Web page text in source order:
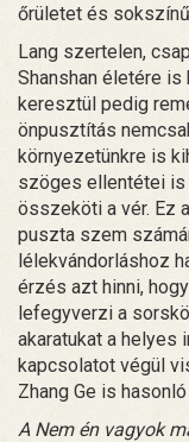
őrületet és
Lang szertelen,
Shanshan életére
keresztül pedig
önpusztítás
környezetünkre is
szöges ellentétei is
összeköti a vér. Ez
puszta szem
lélekvándorláshoz
érzés azt hinni,
lefegyverzi a
akaratukat a helyes
kapcsolatot végül
Zhang Ge is
A Nem én vagyok